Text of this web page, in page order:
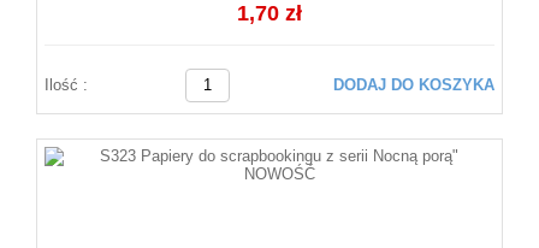
1,70 zł
Ilość : DODAJ DO KOSZYKA